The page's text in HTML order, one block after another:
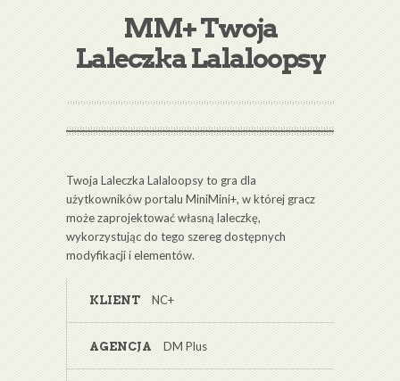
MM+ Twoja
Laleczka Lalaloopsy
Twoja Laleczka Lalaloopsy to gra dla
użytkowników portalu MiniMini+, w której gracz
może zaprojektować własną laleczkę,
wykorzystując do tego szereg dostępnych
modyfikacji i elementów.
KLIENT NC+
AGENCJA DM Plus